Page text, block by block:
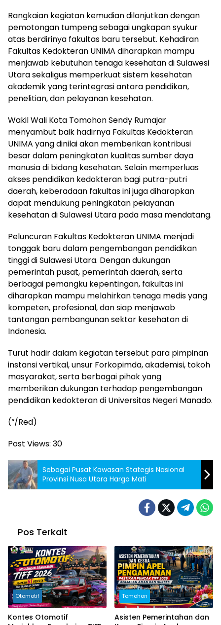
Rangkaian kegiatan kemudian dilanjutkan dengan
pemotongan tumpeng sebagai ungkapan syukur
atas berdirinya fakultas baru tersebut. Kehadiran
Fakultas Kedokteran UNIMA diharapkan mampu
menjawab kebutuhan tenaga kesehatan di Sulawesi
Utara sekaligus memperkuat sistem kesehatan
akademik yang terintegrasi antara pendidikan,
penelitian, dan pelayanan kesehatan.
Wakil Wali Kota Tomohon Sendy Rumajar
menyambut baik hadirnya Fakultas Kedokteran
UNIMA yang dinilai akan memberikan kontribusi
besar dalam peningkatan kualitas sumber daya
manusia di bidang kesehatan. Selain memperluas
akses pendidikan kedokteran bagi putra-putri
daerah, keberadaan fakultas ini juga diharapkan
dapat mendukung peningkatan pelayanan
kesehatan di Sulawesi Utara pada masa mendatang.
Peluncuran Fakultas Kedokteran UNIMA menjadi
tonggak baru dalam pengembangan pendidikan
tinggi di Sulawesi Utara. Dengan dukungan
pemerintah pusat, pemerintah daerah, serta
berbagai pemangku kepentingan, fakultas ini
diharapkan mampu melahirkan tenaga medis yang
kompeten, profesional, dan siap menjawab
tantangan pembangunan sektor kesehatan di
Indonesia.
Turut hadir dalam kegiatan tersebut para pimpinan
instansi vertikal, unsur Forkopimda, akademisi, tokoh
masyarakat, serta berbagai pihak yang
memberikan dukungan terhadap pengembangan
pendidikan kedokteran di Universitas Negeri Manado.
(“/Red)
Post Views: 30
Sebagai Pusat Kawasan Stategis Nasional
Provinsi Nusa Utara Harga Mati
Pos Terkait
Otomotif
Kontes Otomotif
Tomohon
Asisten Pemerintahan dan